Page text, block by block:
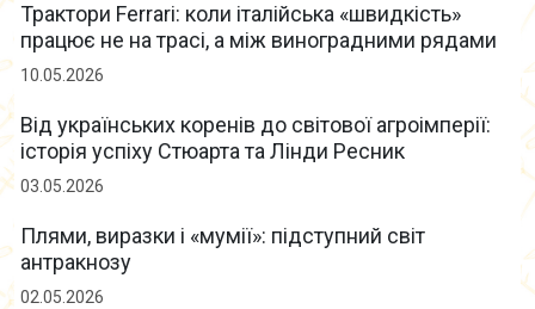
Трактори Ferrari: коли італійська «швидкість»
працює не на трасі, а між виноградними рядами
10.05.2026
Від українських коренів до світової агроімперії:
історія успіху Стюарта та Лінди Ресник
03.05.2026
Плями, виразки і «мумії»: підступний світ
антракнозу
02.05.2026